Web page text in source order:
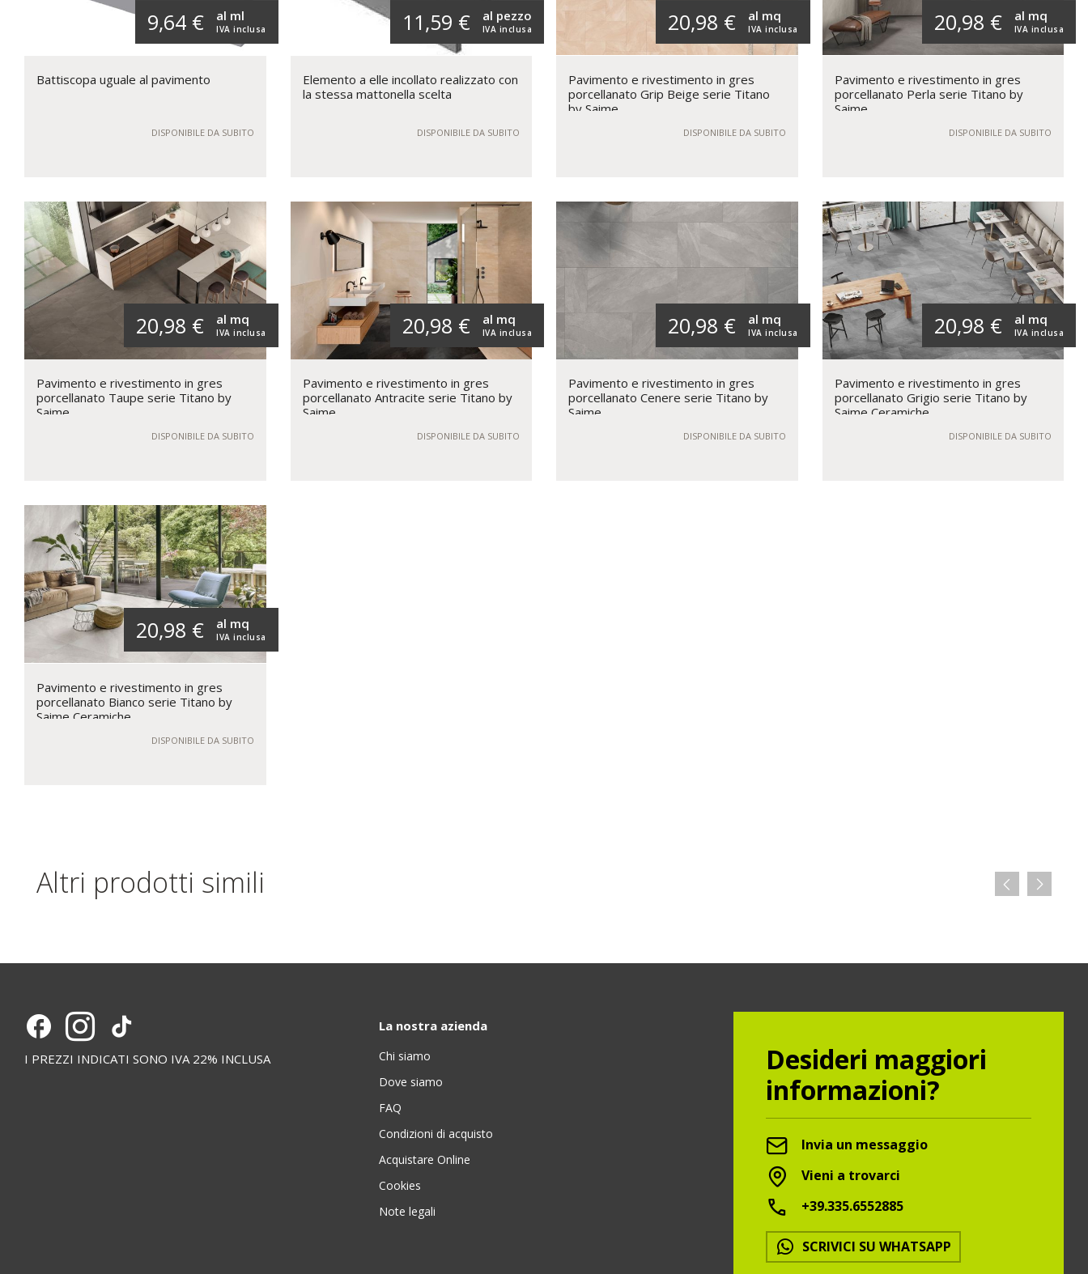
9,64 € IVA inclusa
al ml
Battiscopa uguale al pavimento
DISPONIBILE DA SUBITO
11,59 € IVA inclusa
al pezzo
Elemento a elle incollato realizzato con
la stessa mattonella scelta
DISPONIBILE DA SUBITO
20,98 € IVA inclusa
al mq
Pavimento e rivestimento in gres
porcellanato Grip Beige serie Titano
by Saime
DISPONIBILE DA SUBITO
20,98 € IVA inclusa
al mq
Pavimento e rivestimento in gres
porcellanato Perla serie Titano by
Saime
DISPONIBILE DA SUBITO
20,98 € IVA inclusa
al mq
Pavimento e rivestimento in gres
porcellanato Taupe serie Titano by
Saime
DISPONIBILE DA SUBITO
20,98 € IVA inclusa
al mq
Pavimento e rivestimento in gres
porcellanato Antracite serie Titano by
Saime
DISPONIBILE DA SUBITO
20,98 € IVA inclusa
al mq
Pavimento e rivestimento in gres
porcellanato Cenere serie Titano by
Saime
DISPONIBILE DA SUBITO
20,98 € IVA inclusa
al mq
Pavimento e rivestimento in gres
porcellanato Grigio serie Titano by
Saime Ceramiche
DISPONIBILE DA SUBITO
20,98 € IVA inclusa
al mq
Pavimento e rivestimento in gres
porcellanato Bianco serie Titano by
Saime Ceramiche
DISPONIBILE DA SUBITO
Altri prodotti simili
I PREZZI INDICATI SONO IVA 22% INCLUSA
La nostra azienda
Chi siamo
Dove siamo
FAQ
Condizioni di acquisto
Acquistare Online
Cookies
Note legali
Desideri maggiori
informazioni?
Invia un messaggio
Vieni a trovarci
+39.335.6552885
SCRIVICI SU WHATSAPP